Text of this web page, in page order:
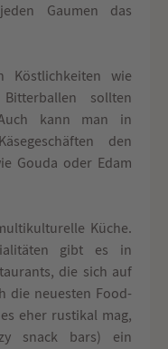
Gaumen das
Köstlichkeiten wie
sollten
kann man in
den
Gouda oder Edam
Küche.
gibt es in
die sich auf
die neuesten Food-
eher rustikal mag,
snack bars) ein